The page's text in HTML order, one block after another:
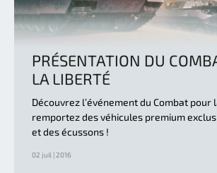
PRÉSENTATION DU
LA LIBERTÉ
Découvrez l’événement du Combat pour
remportez des véhicules premium
et des écussons !
02 juil | 2016